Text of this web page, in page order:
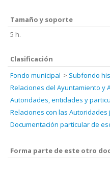
Tamaño y soporte
5 h.
Clasificación
Fondo municipal
Subfondo
Relaciones del Ayuntamiento y
Autoridades, entidades y
Relaciones con las Autoridades
Documentación particular de
Forma parte de este otro